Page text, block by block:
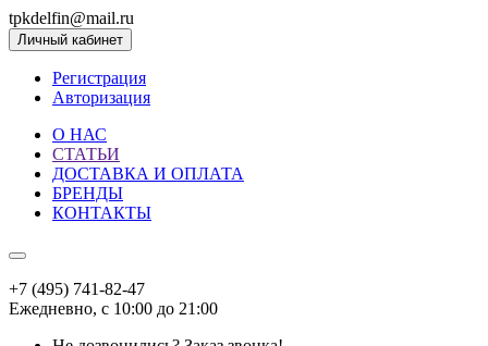
tpkdelfin@mail.ru
Личный кабинет
Регистрация
Авторизация
О НАС
СТАТЬИ
ДОСТАВКА И ОПЛАТА
БРЕНДЫ
КОНТАКТЫ
+7 (495) 741-82-47
Ежедневно, с 10:00 до 21:00